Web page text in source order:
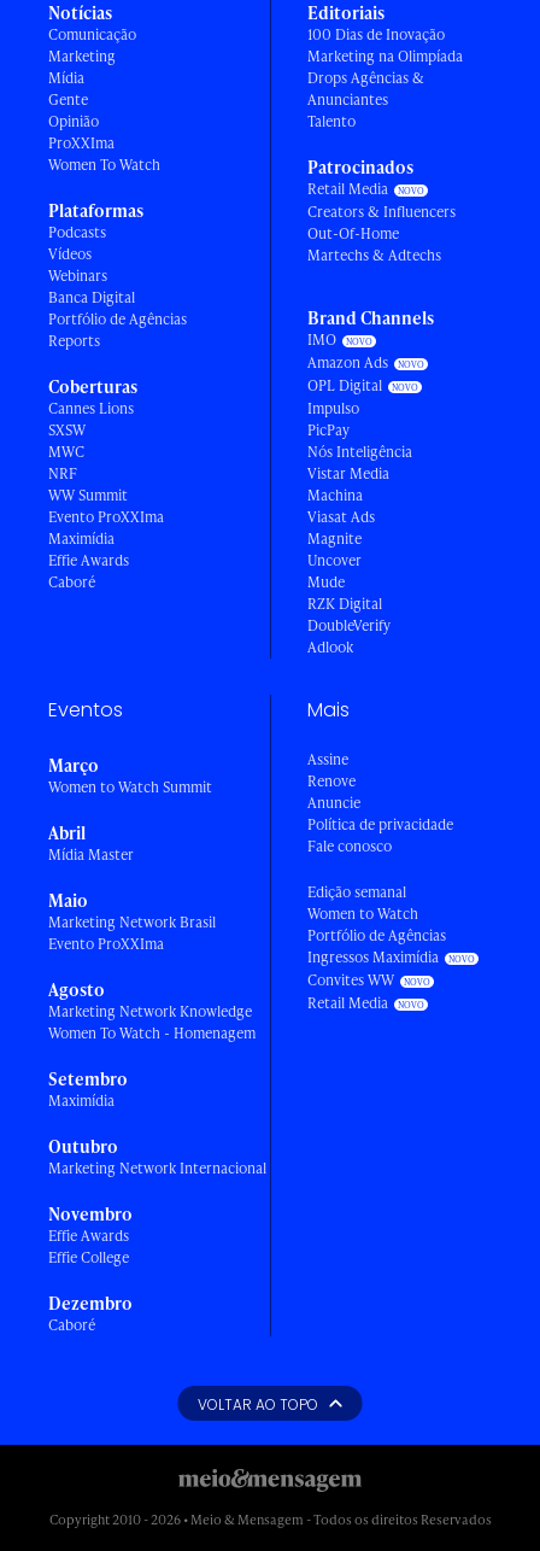
Notícias
Comunicação
Marketing
Mídia
Gente
Opinião
ProXXIma
Women To Watch
Plataformas
Podcasts
Vídeos
Webinars
Banca Digital
Portfólio de Agências
Reports
Coberturas
Cannes Lions
SXSW
MWC
NRF
WW Summit
Evento ProXXIma
Maximídia
Effie Awards
Caboré
Editoriais
100 Dias de Inovação
Marketing na Olimpíada
Drops Agências &
Anunciantes
Talento
Patrocinados
Retail Media
Creators & Influencers
Out-Of-Home
Martechs & Adtechs
Brand Channels
IMO
Amazon Ads
OPL Digital
Impulso
PicPay
Nós Inteligência
Vistar Media
Machina
Viasat Ads
Magnite
Uncover
Mude
RZK Digital
DoubleVerify
Adlook
Eventos
Março
Women to Watch Summit
Abril
Mídia Master
Maio
Marketing Network Brasil
Evento ProXXIma
Agosto
Marketing Network Knowledge
Women To Watch - Homenagem
Setembro
Maximídia
Outubro
Marketing Network Internacional
Novembro
Effie Awards
Effie College
Dezembro
Caboré
Mais
Assine
Renove
Anuncie
Política de privacidade
Fale conosco
Edição semanal
Women to Watch
Portfólio de Agências
Ingressos Maximídia
Convites WW
Retail Media
VOLTAR AO TOPO
Copyright 2010 - 2026 • Meio & Mensagem - Todos os direitos Reservados